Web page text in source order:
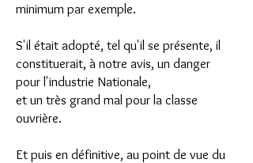
minimum par exemple.
S'il était adopté, tel qu'il se présente, il
constituerait, à notre avis, un danger
pour l'industrie Nationale,
et un très grand mal pour la classe
ouvrière.
Et puis en définitive, au point de vue du